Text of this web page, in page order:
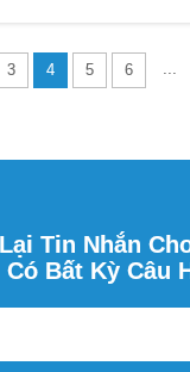
3 4 5 6
Tin Nhắn
Có Bất Kỳ Câu